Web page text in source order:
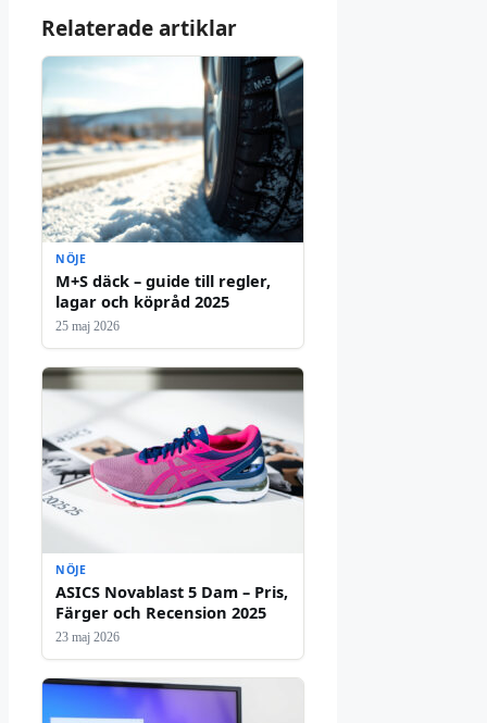
Relaterade artiklar
NÖJE
M+S däck – guide till regler,
lagar och köpråd 2025
25 maj 2026
NÖJE
ASICS Novablast 5 Dam – Pris,
Färger och Recension 2025
23 maj 2026